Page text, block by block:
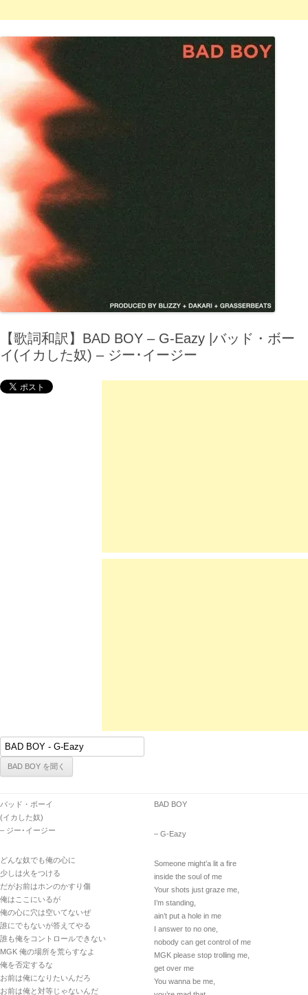
【歌詞和訳】BAD BOY – G-Eazy |バッド・ボー
イ(イカした奴) – ジー･イージー
バッド・ボーイ
(イカした奴)
– ジー･イージー
どんな奴でも俺の心に
少しは火をつける
だがお前はホンのかすり傷
俺はここにいるが
俺の心に穴は空いてないぜ
誰にでもないが答えてやる
誰も俺をコントロールできない
MGK 俺の場所を荒らすなよ
俺を否定するな
お前は俺になりたいんだろ
お前は俺と対等じゃないんだ
BAD BOY
– G-Eazy
Someone might’a lit a fire
inside the soul of me
Your shots just graze me,
I’m standing,
ain’t put a hole in me
I answer to no one,
nobody can get control of me
MGK please stop trolling me,
get over me
You wanna be me,